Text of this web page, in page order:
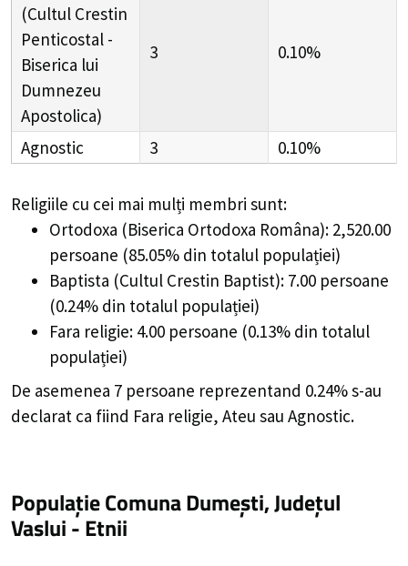
(Cultul Crestin
Penticostal -
Biserica lui
Dumnezeu
Apostolica)
3 0.10%
Agnostic 3 0.10%
Religiile cu cei mai mulți membri sunt:
Ortodoxa (Biserica Ortodoxa Româna): 2,520.00
persoane (85.05% din totalul populației)
Baptista (Cultul Crestin Baptist): 7.00 persoane
(0.24% din totalul populației)
Fara religie: 4.00 persoane (0.13% din totalul
populației)
De asemenea 7 persoane reprezentand 0.24% s-au
declarat ca fiind Fara religie, Ateu sau Agnostic.
Populație Comuna Dumești, Județul
Vaslui - Etnii